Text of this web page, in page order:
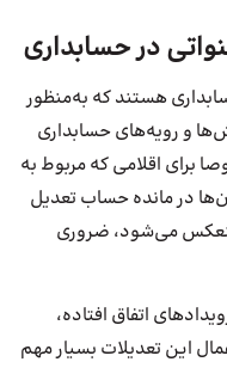
در حسابداری
هستند که به‌منظور
و رویه‌های حسابداری
برای اقلامی که مربوط به
در مانده حساب تعدیل
می‌شود، ضروری
اتفاق افتاده،
این تعدیلات بسیار مهم